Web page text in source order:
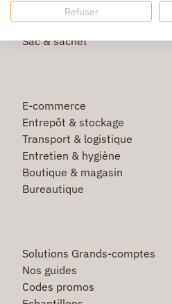
Adhésif & feuillard
Film étirable & palette bois
Sac & sachet
E-commerce
Entrepôt & stockage
Transport & logistique
Entretien & hygiène
Boutique & magasin
Bureautique
Solutions Grands-comptes
Nos guides
Codes promos
Refuser